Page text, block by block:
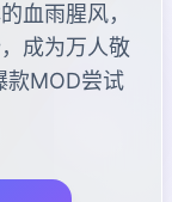
血雨腥风，
成为万人敬
款MOD尝试